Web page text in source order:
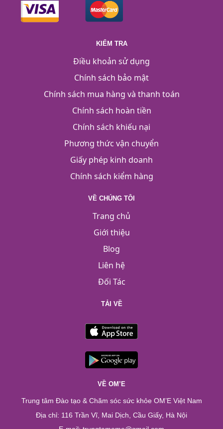
KIỂM TRA
Điều khoản sử dụng
Chính sách bảo mật
Chính sách mua hàng và thanh toán
Chính sách hoàn tiền
Chính sách khiếu nại
Phương thức vận chuyển
Giấy phép kinh doanh
Chính sách kiểm hàng
VỀ CHÚNG TÔI
Trang chủ
Giới thiệu
Blog
Liên hệ
Đối Tác
TẢI VỀ
VỀ OM’E
Trung tâm Đào tạo & Chăm sóc sức khỏe OM’E Việt Nam
Địa chỉ: 116 Trần Vĩ, Mai Dịch, Cầu Giấy, Hà Nội